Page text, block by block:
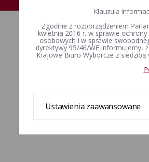
Klauzula
Zgodnie z rozporządzeniem
kwietnia 2016 r. w sprawie
osobowych i w sprawie
dyrektywy 95/46/WE informujemy,
Krajowe Biuro Wyborcze z
Ustawienia zaawansowane